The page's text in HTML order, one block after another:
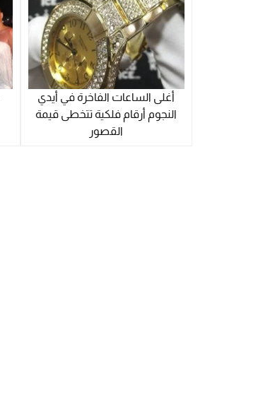
أغلى الساعات الفاخرة في أيدي
النجوم أرقام فلكية تتخطى قيمة
القصور